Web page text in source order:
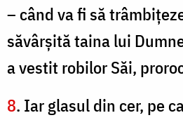
– când va fi să
săvârşită taina lui
a vestit robilor Săi,
8. Iar glasul din cer, pe